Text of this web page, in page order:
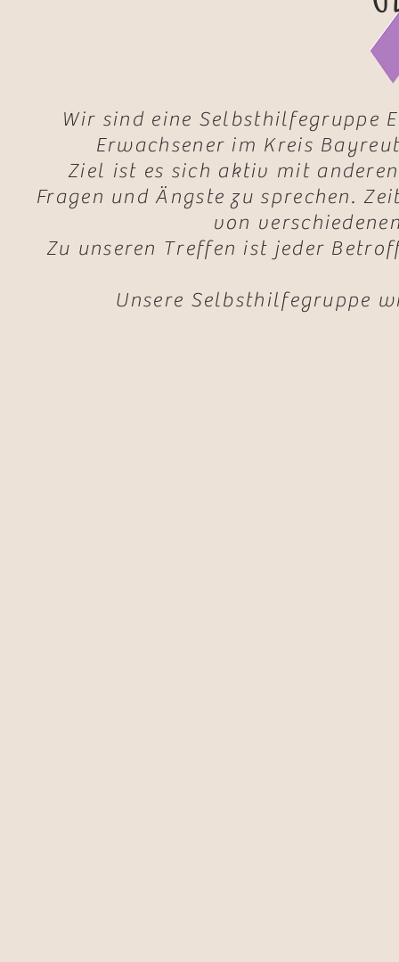
Wir sind eine Selbsthilfegruppe
Erwachsener im Kreis
Ziel ist es sich aktiv mit
Fragen und Ängste zu sprechen.
von
Zu unseren Treffen ist jeder
Unsere Selbsthilfegruppe